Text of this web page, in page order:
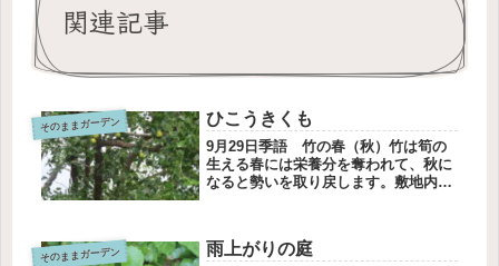
関連記事
そのままガーデン ひこうきくも
9月29日季語 竹の春（秋）竹は筍の
生える春には栄養分を奪われて、秋に
なると勢いを取り戻します。敷地内に
どいい時間、お布団の中で思いました
が起きる気持ちになれません。昨日...
そのままガーデン 雨上がりの庭